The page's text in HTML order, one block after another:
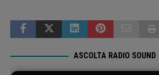
ASCOLTA RADIO SOUND